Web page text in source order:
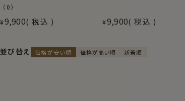
（0）
¥9,900 税込 ¥9,900 税込
並び替え 価格が安い順 価格が高い順 新着順